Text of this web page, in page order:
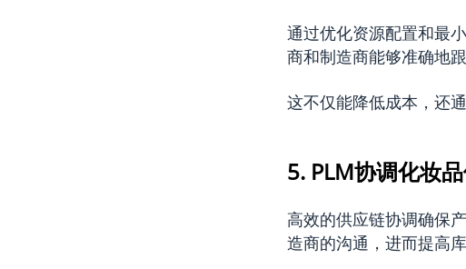
通过优化资源配置和最
商和制造商能够准确地
这不仅能降低成本，还
5. PLM协调化妆
高效的供应链协调确保
造商的沟通，进而提高